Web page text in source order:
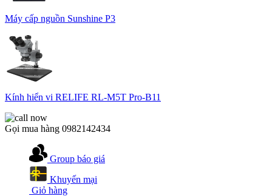
Máy cấp nguồn Sunshine P3
Kính hiển vi RELIFE RL-M5T Pro-B11
Gọi mua hàng 0982142434
Group báo giá
Khuyến mại
Giỏ hàng